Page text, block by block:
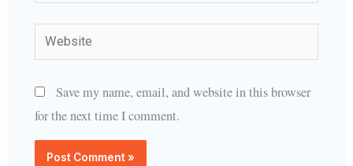
Website
Save my name, email, and website in this browser
for the next time I comment.